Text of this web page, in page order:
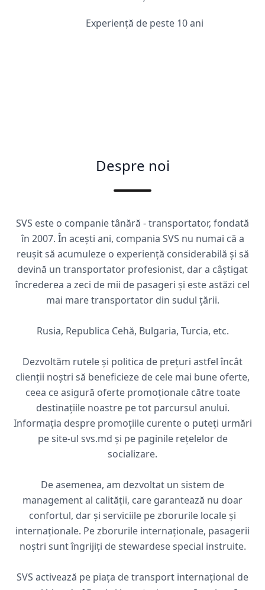
Experiență de peste 10 ani
Despre noi
SVS este o companie tânără - transportator, fondată
în 2007. În acești ani, compania SVS nu numai că a
reușit să acumuleze o experiență considerabilă și să
devină un transportator profesionist, dar a câștigat
încrederea a zeci de mii de pasageri și este astăzi cel
mai mare transportator din sudul țării.
Rusia, Republica Cehă, Bulgaria, Turcia, etc.
Dezvoltăm rutele și politica de prețuri astfel încât
clienții noștri să beneficieze de cele mai bune oferte,
ceea ce asigură oferte promoționale către toate
destinațiile noastre pe tot parcursul anului.
Informația despre promoțiile curente o puteți urmări
pe site-ul svs.md și pe paginile rețelelor de
socializare.
De asemenea, am dezvoltat un sistem de
management al calității, care garantează nu doar
confortul, dar și serviciile pe zborurile locale și
internaționale. Pe zborurile internaționale, pasagerii
noștri sunt îngrijiți de stewardese special instruite.
SVS activează pe piața de transport internațional de